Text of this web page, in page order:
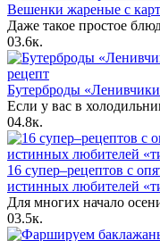
Вешенки жареные с
Даже такое простое
03.6к.
Бутерброды
Если у вас в
04.8к.
16 супер–рецептов с
истинных любителей
Для многих начало
03.5к.